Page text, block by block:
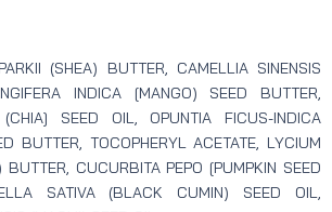
(SHEA) BUTTER, CAMELLIA SINENSIS
INDICA [MANGO) SEED BUTTER,
(CHIA] SEED OIL, OPUNTIA FICUS-INDICA
BUTTER, TOCOPHERYL ACETATE, LYCIUM
BUTTER, CUCURBITA PEPO [PUMPKIN SEED
SATIVA (BLACK CUMIN) SEED OIL,